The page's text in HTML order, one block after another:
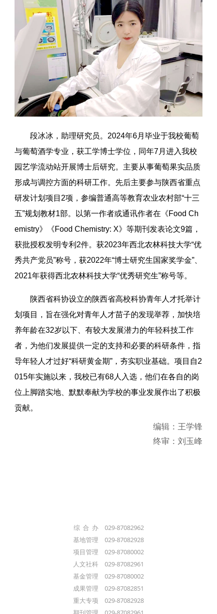
段冰冰，助理研究员。2024年6月毕业于我校葡萄
与葡萄酒学专业，获工学博士学位，同年7月进入我校
园艺学流动站开展博士后研究。主要从事葡萄果实品质
形成与调控方面的科研工作。先后主要参与陕西省重点
研发计划项目2项，参编普通高等教育农业农村部“十三
五”规划教材1部。以第一作者或通讯作者在《Food Ch
emistry》《Food Chemistry: X》等期刊发表论文9篇，
获批授权发明专利2件。获2023年西北农林科技大学“优
秀共产党员”称号，获2022年“博士研究生国家奖学金”、
2021年获得西北农林科技大学“优秀研究生”称号等。
陕西省科协设立的陕西省高校科协青年人才托举计
划项目，旨在强化对青年人才苗子的发现举荐，加快培
养年龄在32岁以下、有较大发展潜力的年轻科技工作
者，为他们发展提供一定的支持和必要的科研条件，指
导年轻人才过好“科研黄金期”，夯实职业基础。项目自2
015年实施以来，我校已有68人入选，他们在各自的岗
位上脚踏实地、默默奉献为学校的事业发展作出了积极
贡献。
编辑：王学锋
终审：刘玉峰
综 合 办 029-87082962
基地管理 029-87082928
项目管理 029-87080002
人文社科 029-87082961
基金管理 029-87080002
成果管理 029-87082851
重大专项 029-87082928